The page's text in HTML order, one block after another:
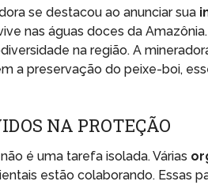
se destacou ao anunciar sua
nas águas doces da
na região. A
a preservação do peixe-boi,
NA PROTEÇÃO
é uma tarefa isolada. Várias
estão colaborando. Essas